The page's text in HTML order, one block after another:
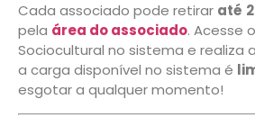
Cada associado pode retirar até
pela área do associado. Acesse
Sociocultural no sistema e realiza
a carga disponível no sistema é
esgotar a qualquer momento!